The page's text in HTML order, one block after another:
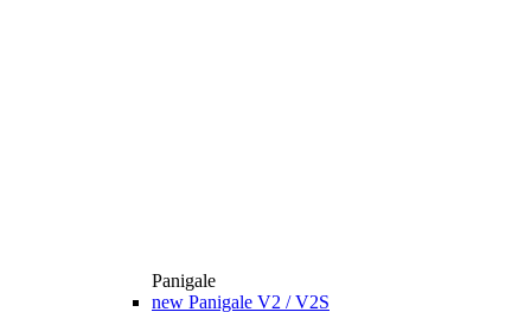
Panigale
new Panigale V2 / V2S